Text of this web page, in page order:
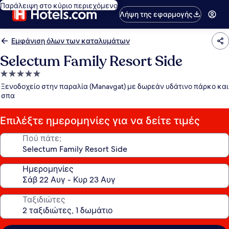
Παράλειψη στο κύριο περιεχόμενο
Λήψη της εφαρμογής
Εμφάνιση όλων των καταλυμάτων
Selectum Family Resort Side
Κατάλυμα
με
5.0
αστέρια
Ξενοδοχείο στην παραλία (Manavgat) με δωρεάν υδάτινο πάρκο και
σπα
Επιλέξτε ημερομηνίες για να δείτε τιμές
Πού πάτε;
Ημερομηνίες
Ταξιδιώτες